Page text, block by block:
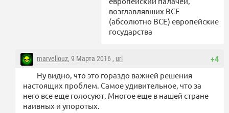
возглавлявших ВСЕ
(абсолютно ВСЕ) европейские
государства
+4
marvellouz, 9 Марта 2016 , url
Ну видно, что это гораздо важней решения
настоящих проблем. Самое удивительное, что за
него все еще голосуют. Многое еще в нашей стране
наивных и упоротых.